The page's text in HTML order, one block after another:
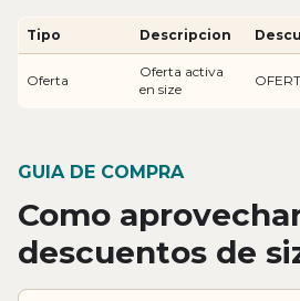
Tipo Descripcion
Oferta
Oferta activa
en size
GUIA DE COMPRA
Como
descuentos de